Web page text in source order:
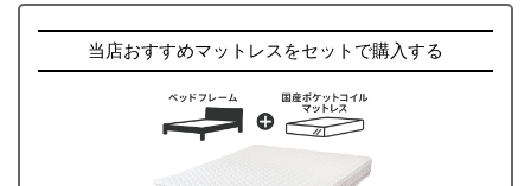
当店おすすめマットレスをセットで購入する